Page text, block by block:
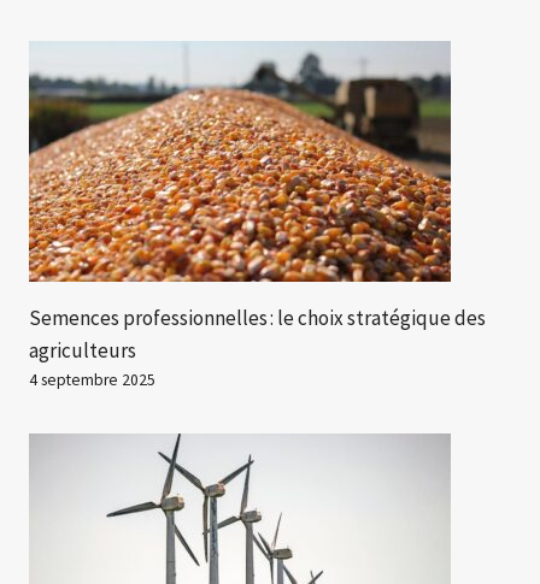
Semences professionnelles : le choix stratégique des
agriculteurs
4 septembre 2025